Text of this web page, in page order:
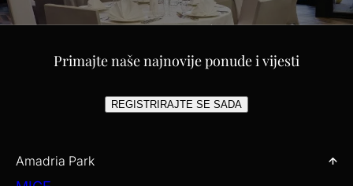
NUDI MICE
kroz svjetlom okupane dvorane i vrtne terase uz obalu Jadrana. S
fleksibilnim prostorima u Šibeniku, Opatiji i Zagrebu, podržavamo
Primajte naše najnovije ponude i vijesti
REGISTRIRAJTE SE SADA
Amadria Park